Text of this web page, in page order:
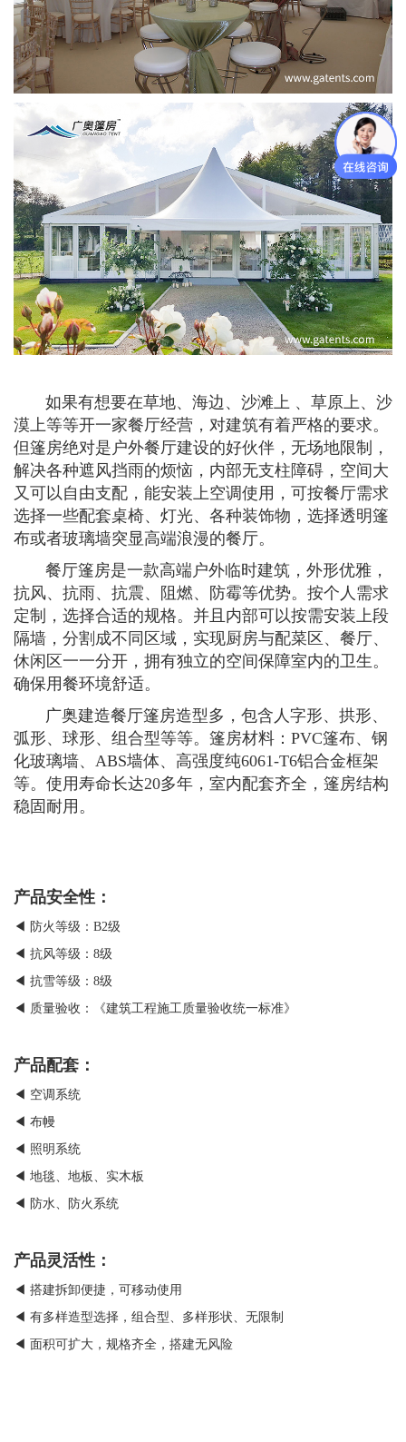
如果有想要在草地、海边、沙滩上 、草原上、沙
漠上等等开一家餐厅经营，对建筑有着严格的要求。
但篷房绝对是户外餐厅建设的好伙伴，无场地限制，
解决各种遮风挡雨的烦恼，内部无支柱障碍，空间大
又可以自由支配，能安装上空调使用，可按餐厅需求
选择一些配套桌椅、灯光、各种装饰物，选择透明篷
布或者玻璃墙突显高端浪漫的餐厅。
餐厅篷房是一款高端户外临时建筑，外形优雅，
抗风、抗雨、抗震、阻燃、防霉等优势。按个人需求
定制，选择合适的规格。并且内部可以按需安装上段
隔墙，分割成不同区域，实现厨房与配菜区、餐厅、
休闲区一一分开，拥有独立的空间保障室内的卫生。
确保用餐环境舒适。
广奥建造餐厅篷房造型多，包含人字形、拱形、
弧形、球形、组合型等等。篷房材料：PVC篷布、钢
化玻璃墙、ABS墙体、高强度纯6061-T6铝合金框架
等。使用寿命长达20多年，室内配套齐全，篷房结构
稳固耐用。
产品安全性：
◀ 防火等级：B2级
◀ 抗风等级：8级
◀ 抗雪等级：8级
◀ 质量验收：《建筑工程施工质量验收统一标准》
产品配套：
◀ 空调系统
◀ 布幔
◀ 照明系统
◀ 地毯、地板、实木板
◀ 防水、防火系统
产品灵活性：
◀ 搭建拆卸便捷，可移动使用
◀ 有多样造型选择，组合型、多样形状、无限制
◀ 面积可扩大，规格齐全，搭建无风险